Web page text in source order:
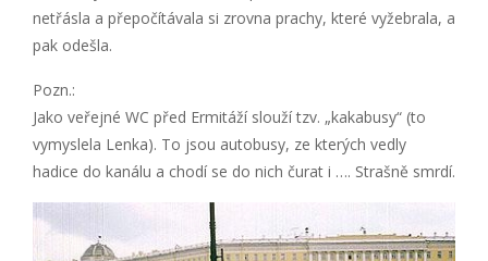
netřásla a přepočítávala si zrovna prachy, které vyžebrala, a
pak odešla.
Pozn.:
Jako veřejné WC před Ermitáží slouží tzv. „kakabusy“ (to
vymyslela Lenka). To jsou autobusy, ze kterých vedly
hadice do kanálu a chodí se do nich čurat i …. Strašně smrdí.